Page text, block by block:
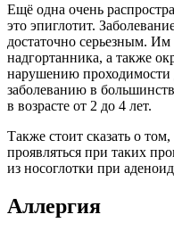
Ещё одна очень
это эпиглотит.
достаточно серьезным.
надгортанника, а также
нарушению
заболеванию в
в возрасте от 2 до 4 лет.
Также стоит сказать о
проявляться при таких
из носоглотки при
Аллергия